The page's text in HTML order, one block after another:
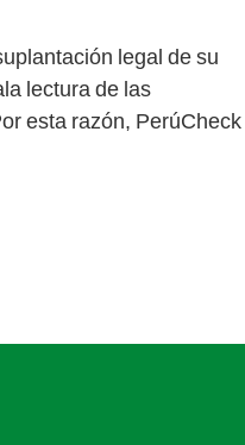
legal de su
lectura de las
esta razón, PerúCheck